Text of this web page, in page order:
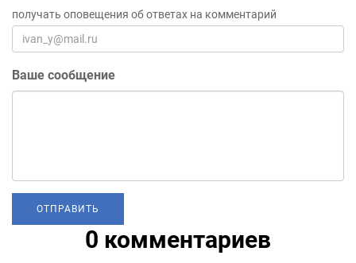
получать оповещения об ответах на комментарий
Ваше сообщение
0 комментариев